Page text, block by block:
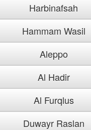
Harbinafsah
Hammam Wasil
Aleppo
Al Hadir
Al Furqlus
Duwayr Raslan